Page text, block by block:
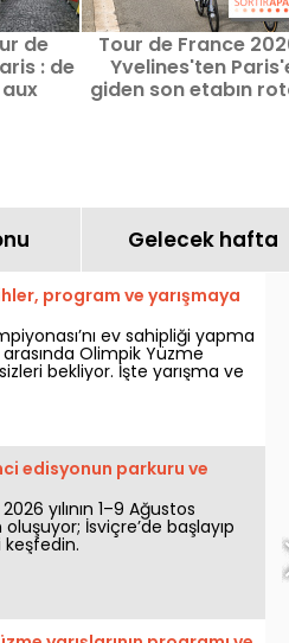
de
: de
Tour de France
Yvelines'ten
giden son etabın
Gelecek hafta
program ve yarışmaya
ev sahipliği yapma
Olimpik Yüzme
bekliyor. İşte yarışma ve
edisyonun parkuru ve
yılının 1–9 Ağustos
İsviçre’de başlayıp
keşfedin.